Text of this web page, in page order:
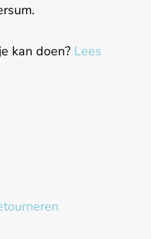
kan doen? Lees